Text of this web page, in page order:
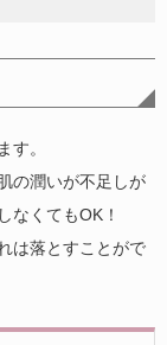
す。
の潤いが不足しが
なくてもOK！
は落とすことがで